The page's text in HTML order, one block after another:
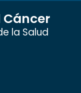
la Salud